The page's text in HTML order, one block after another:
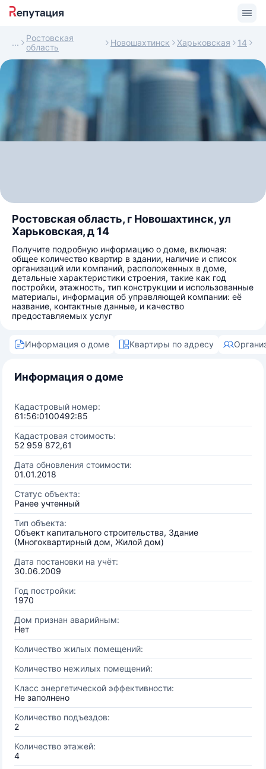
Ростовская
область
Новошахтинск Харьковская 14
Ростовская область, г Новошахтинск, ул
Харьковская, д 14
Получите подробную информацию о доме, включая:
общее количество квартир в здании, наличие и список
организаций или компаний, расположенных в доме,
детальные характеристики строения, такие как год
постройки, этажность, тип конструкции и использованные
материалы, информация об управляющей компании: её
название, контактные данные, и качество
предоставляемых услуг
Информация о доме Квартиры по адресу
Информация о доме
Кадастровый номер:
61:56:0100492:85
Кадастровая стоимость:
52 959 872,61
Дата обновления стоимости:
01.01.2018
Статус объекта:
Ранее учтенный
Тип объекта:
Объект капитального строительства, Здание
(Многоквартирный дом, Жилой дом)
Дата постановки на учёт:
30.06.2009
Год постройки:
1970
Дом признан аварийным:
Нет
Количество жилых помещений:
Количество нежилых помещений:
Класс энергетической эффективности:
Не заполнено
Количество подъездов:
2
Количество этажей:
4